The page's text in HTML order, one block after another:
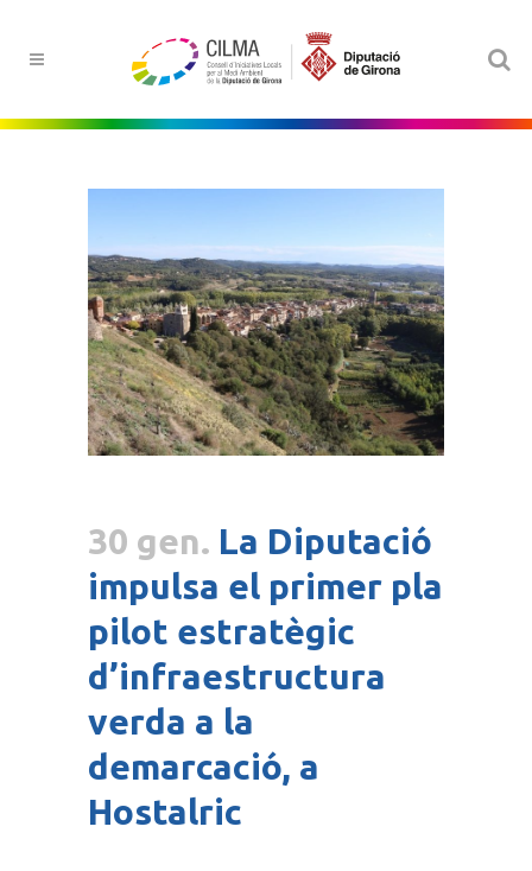
30 gen. La Diputació
impulsa el primer pla
pilot estratègic
d’infraestructura
verda a la
demarcació, a
Hostalric